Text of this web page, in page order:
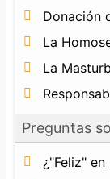
Donación
La
La
Preguntas
¿"Feliz"